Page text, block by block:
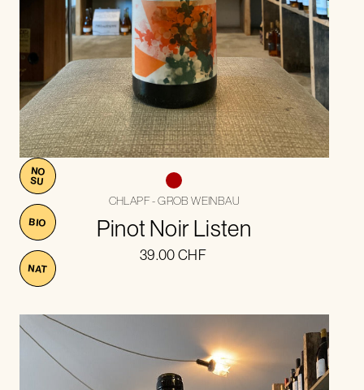
NO
SU
BIO
NAT
CHLAPF - GROB WEINBAU
Pinot Noir Listen
39.00CHF